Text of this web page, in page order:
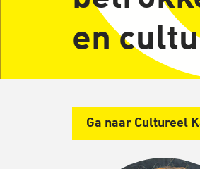
en
Ga naar Cultureel